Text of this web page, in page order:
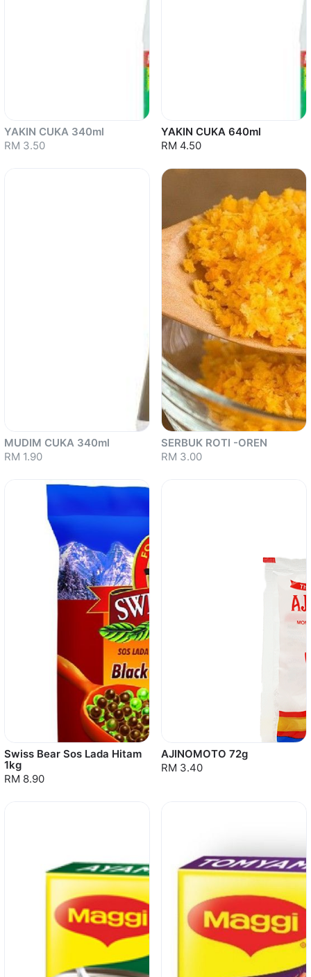
YAKIN CUKA 340ml
RM 3.50
YAKIN CUKA 640ml
RM 4.50
MUDIM CUKA 340ml
RM 1.90
SERBUK ROTI -OREN
RM 3.00
Swiss Bear Sos Lada Hitam
1kg
RM 8.90
AJINOMOTO 72g
RM 3.40